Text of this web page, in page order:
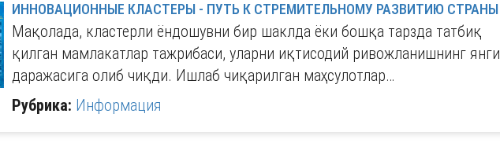
ИННОВАЦИОННЫЕ КЛАСТЕРЫ - ПУТЬ К СТРЕМИТЕЛЬНОМУ РАЗВИТИЮ СТРАНЫ
Мақолада, кластерли ёндошувни бир шаклда ёки бошқа тарзда татбиқ
қилган мамлакатлар тажрибаси, уларни иқтисодий ривожланишнинг янги
даражасига олиб чиқди. Ишлаб чиқарилган маҳсулотлар…
Рубрика: Информация